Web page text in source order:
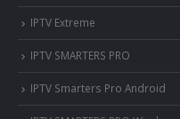
IPTV Extreme
IPTV SMARTERS PRO
IPTV Smarters Pro Android